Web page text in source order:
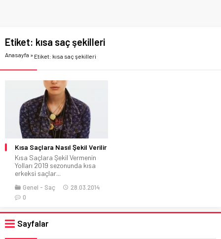
Etiket: kısa saç şekilleri
Anasayfa » Etiket: kısa saç şekilleri
Kısa Saçlara Nasıl Şekil Verilir
Kısa Saçlara Şekil Vermenin
Yolları 2019 sezonunda kısa
erkeksi saçlar...
Genel Saç
28.03.2014
0
Sayfalar